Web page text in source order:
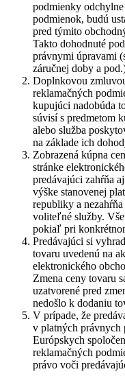
podmienky
podmienok, budú
pred týmito
Takto dohodnuté
právnymi úpravami
záručnej doby a
Doplnkovou
reklamačných
kupujúci nadobúda
súvisí s predmetom
alebo služba
na základe ich
Zobrazená kúpna
stránke
predávajúci zahŕňa
výške stanovenej
republiky a
voliteľné služby.
pokiaľ pri
Predávajúci si
tovaru uvedenú na
elektronického
Zmena ceny tovaru
uzatvorené pred
nedošlo k dodaniu
V prípade, že
v platných právnych
Európskych
reklamačných
právo voči